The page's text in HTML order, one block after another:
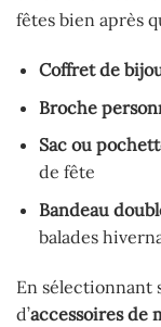
fêtes bien après
Coffret de
Broche
Sac ou
de fête
Bandeau
balades
En sélectionnant
d’accessoires de